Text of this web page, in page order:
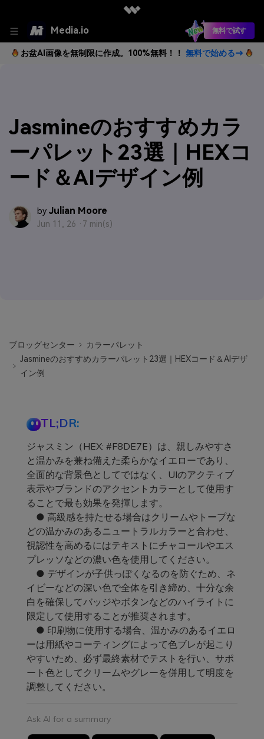
Media.io 無料で試す
お盆AI画像を無制限に作成。100%無料！！ 無料で始める→
Jasmineのおすすめカラ
ーパレット23選｜HEXコ
ード＆AIデザイン例
by Julian Moore
Jun 11, 26 · 7 min(s)
ブロッグセンター
カラーパレット
Jasmineのおすすめカラーパレット23選｜HEXコード＆AIデザ
イン例
TL;DR:
ジャスミン（HEX: #F8DE7E）は、親しみやすさ
と温かみを兼ね備えた柔らかなイエローであり、
全面的な背景色としてではなく、UIのアクティブ
表示やブランドのアクセントカラーとして使用す
ることで最も効果を発揮します。
● 高級感を持たせる場合はクリームやトープな
どの温かみのあるニュートラルカラーと合わせ、
視認性を高めるにはテキストにチャコールやエス
プレッソなどの濃い色を使用してください。
● デザインが子供っぽくなるのを防ぐため、ネ
イビーなどの深い色で全体を引き締め、十分な余
白を確保してバッジやボタンなどのハイライトに
限定して使用することが推奨されます。
● 印刷物に使用する場合、温かみのあるイエロ
ーは用紙やコーティングによって色ブレが起こり
やすいため、必ず最終素材でテストを行い、サポ
ート色としてクリームやグレーを併用して明度を
調整してください。
Ask AI for a summary